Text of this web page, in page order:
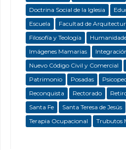
Doctrina Social de la Iglesia
Escuela
Facultad de
Filosofía y Teología
Imágenes Mamarias
Nuevo Código Civil y Comercial
Patrimonio
Posadas
Reconquista
Rectorado
Santa Fe
Santa Teresa de Jesús
Terapia Ocupacional
Trubutos